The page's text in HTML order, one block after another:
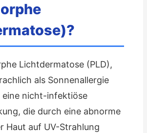
Lichtdermatose (PLD),
als Sonnenallergie
eine nicht-infektiöse
die durch eine abnorme
Haut auf UV-Strahlung